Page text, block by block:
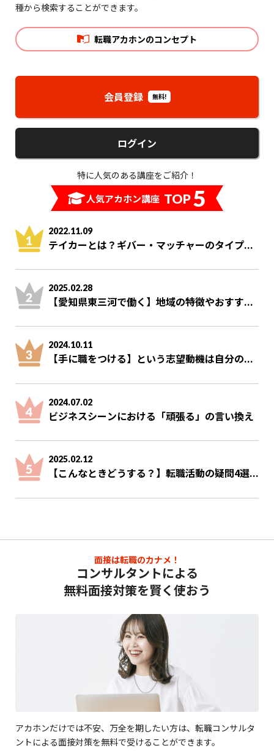
種から検索することができます。
転職アカホンのコンセプト
会員登録 無料!
ログイン
特に人気のある講座をご紹介！
人気アカホン講座 TOP5
2022.11.09
テイカーとは？ギバー・マッチャーのタイプ...
2025.02.28
【愛知県東三河で働く】地域の特徴やおすす...
2024.10.11
【手に職をつける】という志望動機は自分の...
2024.07.02
ビジネスシーンにおける「頑張る」の言い換え
2025.02.12
【こんなときどうする？】転職活動の疑問4選...
面接は転職のカナメ！
コンサルタントによる
無料面接対策を賢く使おう
アカホンだけでは不安、万全を期したい方は、転職コンサルタ
ントによる面接対策を無料で受けることができます。